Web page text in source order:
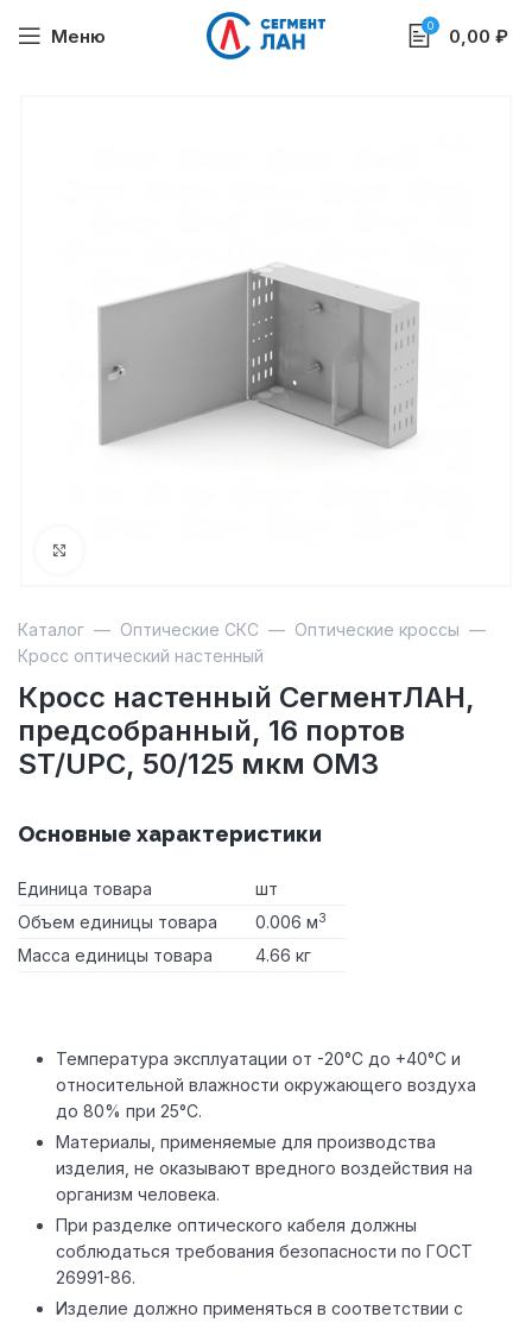
Меню 0 0,00 ₽
Каталог — Оптические СКС — Оптические кроссы —
Кросс оптический настенный
Кросс настенный СегментЛАН,
предсобранный, 16 портов
ST/UPC, 50/125 мкм OM3
Основные характеристики
Единица товара
шт
Объем единицы товара
0.006 м3
Масса единицы товара 4.66 кг
Температура эксплуатации от -20°С до +40°С и
относительной влажности окружающего воздуха
до 80% при 25°С.
Материалы, применяемые для производства
изделия, не оказывают вредного воздействия на
организм человека.
При разделке оптического кабеля должны
соблюдаться требования безопасности по ГОСТ
26991-86.
Изделие должно применяться в соответствии с